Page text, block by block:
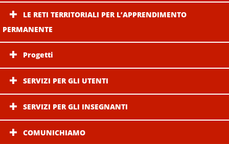
LE RETI TERRITORIALI PER L’APPRENDIMENTO
PERMANENTE
Progetti
SERVIZI PER GLI UTENTI
SERVIZI PER GLI INSEGNANTI
COMUNICHIAMO